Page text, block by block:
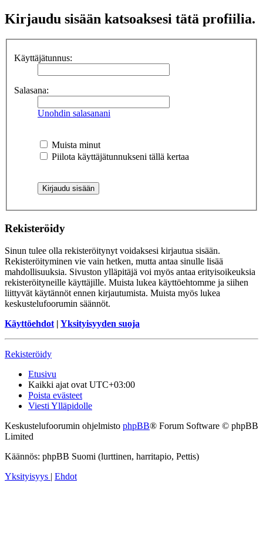
Kirjaudu sisään katsoaksesi tätä profiilia.
Käyttäjätunnus:
Salasana:
Unohdin salasanani
Muista minut
Piilota käyttäjätunnukseni tällä kertaa
Rekisteröidy
Sinun tulee olla rekisteröitynyt voidaksesi kirjautua sisään.
Rekisteröityminen vie vain hetken, mutta antaa sinulle lisää
mahdollisuuksia. Sivuston ylläpitäjä voi myös antaa erityisoikeuksia
rekisteröityneille käyttäjille. Muista lukea käyttöehtomme ja siihen
liittyvät käytännöt ennen kirjautumista. Muista myös lukea
keskustelufoorumin säännöt.
Käyttöehdot | Yksityisyyden suoja
Rekisteröidy
Etusivu
Kaikki ajat ovat UTC+03:00
Poista evästeet
Viesti Ylläpidolle
Keskustelufoorumin ohjelmisto phpBB® Forum Software © phpBB
Limited
Käännös: phpBB Suomi (lurttinen, harritapio, Pettis)
Yksityisyys | Ehdot